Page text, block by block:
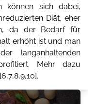
können sich dabei,
Diät, eher
da der Bedarf für
erhöht ist und man
langanhaltenden
Mehr dazu
6,7,8,9,10].